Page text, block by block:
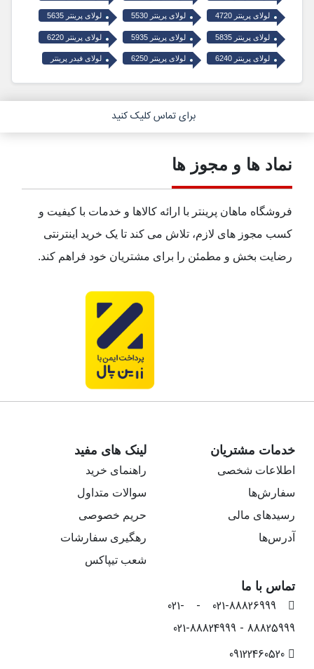
لولای پرینتر 4720 لولای پرینتر 5530 لولای پرینتر 5635
لولای پرینتر 5835 لولای پرینتر 5935 لولای پرینتر 6220
لولای پرینتر 6240 لولای پرینتر 6250 لولای فیدر پرینتر
برای تماس کلیک کنید
نماد ها و مجوز ها
فروشگاه ماهان پرینتر با ارائه کالاها و خدمات با کیفیت و
کسب مجوز های لازم، تلاش می کند تا یک خرید اینترنتی
رضایت بخش و مطمئن را برای مشتریان خود فراهم کند.
خدمات مشتریان
اطلاعات شخصی
سفارش‌ها
رسیدهای مالی
آدرس‌ها
لینک های مفید
راهنمای خرید
سوالات متداول
حریم خصوصی
رهگیری سفارشات
شعب تیپاکس
تماس با ما
021-88826999 - 021-
88825999 - 021-88824999